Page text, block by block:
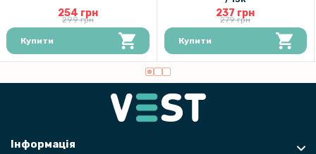
254 грн
299 грн
Купити
237 грн
279 грн
Купити
Інформація